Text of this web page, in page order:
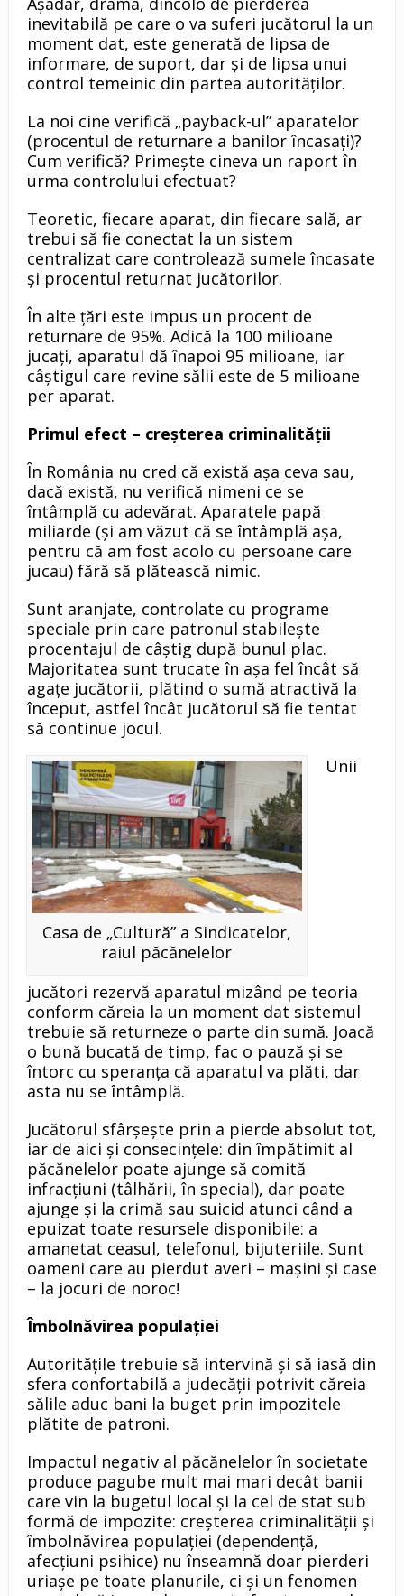
inevitabilă pe care o va suferi jucătorul la un
moment dat, este generată de lipsa de
informare, de suport, dar şi de lipsa unui
control temeinic din partea autorităţilor.
La noi cine verifică „payback-ul” aparatelor
(procentul de returnare a banilor încasaţi)?
Cum verifică? Primeşte cineva un raport în
urma controlului efectuat?
Teoretic, fiecare aparat, din fiecare sală, ar
trebui să fie conectat la un sistem
centralizat care controlează sumele încasate
şi procentul returnat jucătorilor.
În alte ţări este impus un procent de
returnare de 95%. Adică la 100 milioane
jucaţi, aparatul dă înapoi 95 milioane, iar
câştigul care revine sălii este de 5 milioane
per aparat.
Primul efect – creşterea criminalităţii
În România nu cred că există aşa ceva sau,
dacă există, nu verifică nimeni ce se
întâmplă cu adevărat. Aparatele papă
miliarde (şi am văzut că se întâmplă aşa,
pentru că am fost acolo cu persoane care
jucau) fără să plătească nimic.
Sunt aranjate, controlate cu programe
speciale prin care patronul stabileşte
procentajul de câştig după bunul plac.
Majoritatea sunt trucate în aşa fel încât să
agaţe jucătorii, plătind o sumă atractivă la
început, astfel încât jucătorul să fie tentat
să continue jocul.
Casa de „Cultură” a Sindicatelor,
raiul păcănelelor
Unii
jucători rezervă aparatul mizând pe teoria
conform căreia la un moment dat sistemul
trebuie să returneze o parte din sumă. Joacă
o bună bucată de timp, fac o pauză şi se
întorc cu speranţa că aparatul va plăti, dar
asta nu se întâmplă.
Jucătorul sfârşeşte prin a pierde absolut tot,
iar de aici şi consecinţele: din împătimit al
păcănelelor poate ajunge să comită
infracţiuni (tâlhării, în special), dar poate
ajunge şi la crimă sau suicid atunci când a
epuizat toate resursele disponibile: a
amanetat ceasul, telefonul, bijuteriile. Sunt
oameni care au pierdut averi – maşini şi case
– la jocuri de noroc!
Îmbolnăvirea populaţiei
Autorităţile trebuie să intervină şi să iasă din
sfera confortabilă a judecăţii potrivit căreia
sălile aduc bani la buget prin impozitele
plătite de patroni.
Impactul negativ al păcănelelor în societate
produce pagube mult mai mari decât banii
care vin la bugetul local şi la cel de stat sub
formă de impozite: creşterea criminalităţii şi
îmbolnăvirea populaţiei (dependenţă,
afecţiuni psihice) nu înseamnă doar pierderi
uriaşe pe toate planurile, ci şi un fenomen